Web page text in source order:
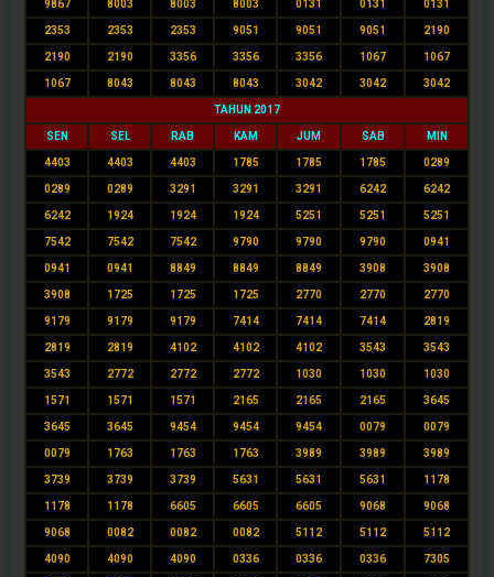
9867 8003 8003 8003 0131 0131 0131
2353 2353 2353 9051 9051 9051 2190
2190 2190 3356 3356 3356 1067 1067
1067 8043 8043 8043 3042 3042 3042
TAHUN 2017
SEN SEL RAB KAM JUM SAB MIN
4403 4403 4403 1785 1785 1785 0289
0289 0289 3291 3291 3291 6242 6242
6242 1924 1924 1924 5251 5251 5251
7542 7542 7542 9790 9790 9790 0941
0941 0941 8849 8849 8849 3908 3908
3908 1725 1725 1725 2770 2770 2770
9179 9179 9179 7414 7414 7414 2819
2819 2819 4102 4102 4102 3543 3543
3543 2772 2772 2772 1030 1030 1030
1571 1571 1571 2165 2165 2165 3645
3645 3645 9454 9454 9454 0079 0079
0079 1763 1763 1763 3989 3989 3989
3739 3739 3739 5631 5631 5631 1178
1178 1178 6605 6605 6605 9068 9068
9068 0082 0082 0082 5112 5112 5112
4090 4090 4090 0336 0336 0336 7305